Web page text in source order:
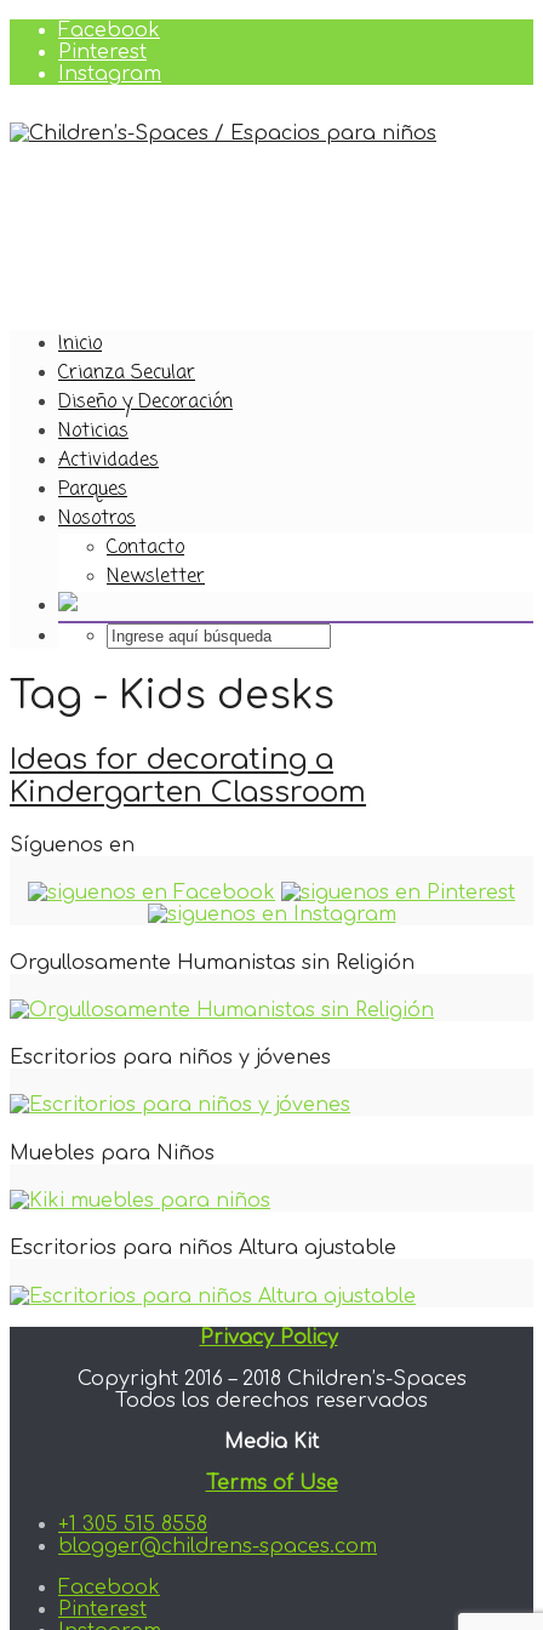
Facebook
Pinterest
Instagram
Inicio
Crianza Secular
Diseño y Decoración
Noticias
Actividades
Parques
Nosotros
Contacto
Newsletter
Tag - Kids desks
Ideas for decorating a
Kindergarten Classroom
Síguenos en
Orgullosamente Humanistas sin Religión
Escritorios para niños y jóvenes
Muebles para Niños
Escritorios para niños Altura ajustable
Privacy Policy
Copyright 2016 – 2018 Children’s-Spaces
Todos los derechos reservados
Media Kit
Terms of Use
+1 305 515 8558
blogger@childrens-spaces.com
Facebook
Pinterest